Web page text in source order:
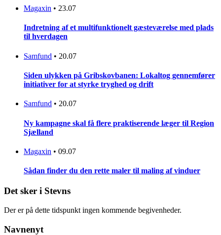
Magaxin • 23.07
Indretning af et multifunktionelt gæsteværelse med plads
til hverdagen
Samfund • 20.07
Siden ulykken på Gribskovbanen: Lokaltog gennemfører
initiativer for at styrke tryghed og drift
Samfund • 20.07
Ny kampagne skal få flere praktiserende læger til Region
Sjælland
Magaxin • 09.07
Sådan finder du den rette maler til maling af vinduer
Det sker i Stevns
Der er på dette tidspunkt ingen kommende begivenheder.
Navnenyt